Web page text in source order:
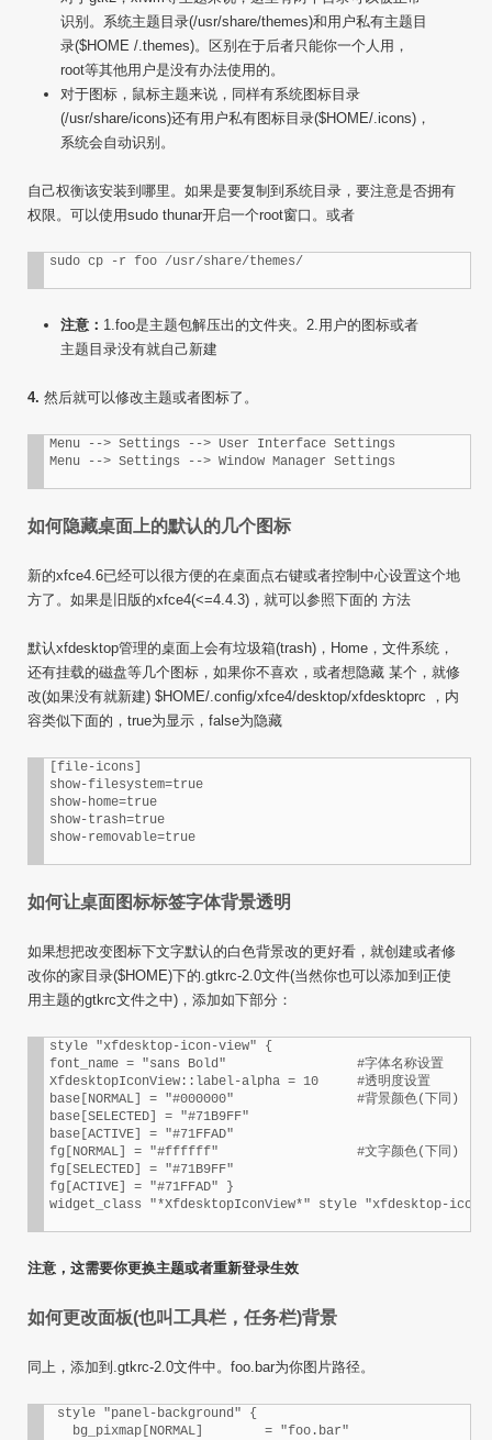
识别。系统主题目录(/usr/share/themes)和用户私有主题目
录($HOME /.themes)。区别在于后者只能你一个人用，
root等其他用户是没有办法使用的。
对于图标，鼠标主题来说，同样有系统图标目录
(/usr/share/icons)还有用户私有图标目录($HOME/.icons)，
系统会自动识别。
自己权衡该安装到哪里。如果是要复制到系统目录，要注意是否拥有
权限。可以使用sudo thunar开启一个root窗口。或者
注意： 1.foo是主题包解压出的文件夹。2.用户的图标或者
主题目录没有就自己新建
4. 然后就可以修改主题或者图标了。
Menu --> Settings --> User Interface Settings
如何隐藏桌面上的默认的几个图标
新的xfce4.6已经可以很方便的在桌面点右键或者控制中心设置这个地
方了。如果是旧版的xfce4(<=4.4.3)，就可以参照下面的 方法
默认xfdesktop管理的桌面上会有垃圾箱(trash)，Home，文件系统，
还有挂载的磁盘等几个图标，如果你不喜欢，或者想隐藏 某个，就修
改(如果没有就新建) $HOME/.config/xfce4/desktop/xfdesktoprc ，内
容类似下面的，true为显示，false为隐藏
[file-icons]
show-filesystem=true
show-home=true
show-trash=true
如何让桌面图标标签字体背景透明
如果想把改变图标下文字默认的白色背景改的更好看，就创建或者修
改你的家目录($HOME)下的.gtkrc-2.0文件(当然你也可以添加到正使
用主题的gtkrc文件之中)，添加如下部分：
style "xfdesktop-icon-view" {
font_name = "sans Bold"			#字体名称设置
XfdesktopIconView::label-alpha = 10	#透明度设置
base[NORMAL] = "#000000"		#背景颜色(下同)
base[SELECTED] = "#71B9FF"
base[ACTIVE] = "#71FFAD"
fg[NORMAL] = "#ffffff"			#文字颜色(下同)
fg[SELECTED] = "#71B9FF"
fg[ACTIVE] = "#71FFAD" }
注意，这需要你更换主题或者重新登录生效
如何更改面板(也叫工具栏，任务栏)背景
同上，添加到.gtkrc-2.0文件中。foo.bar为你图片路径。
style "panel-background" {
   bg_pixmap[NORMAL]        = "foo.bar"